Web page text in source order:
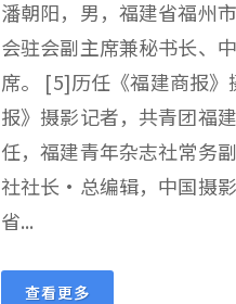
潘朝阳，男，福建省福州
会驻会副主席兼秘书长、
席。 [5]历任《福建商报》
报》摄影记者，共青团福
任，福建青年杂志社常务
社社长·总编辑，中国摄
省...
查看更多